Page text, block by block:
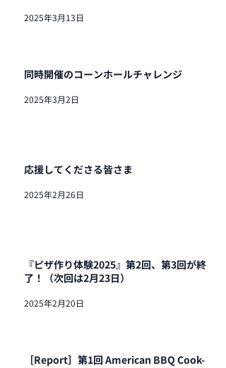
2025年3月13日
同時開催のコーンホールチャレンジ
2025年3月2日
応援してくださる皆さま
2025年2月26日
『ピザ作り体験2025』第2回、第3回が終
了！（次回は2月23日）
2025年2月20日
［Report］第1回 American BBQ Cook-